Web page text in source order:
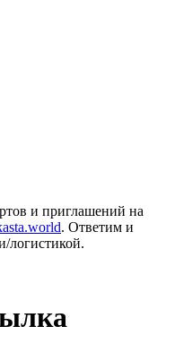
и приглашений на
. Ответим и
логистикой.